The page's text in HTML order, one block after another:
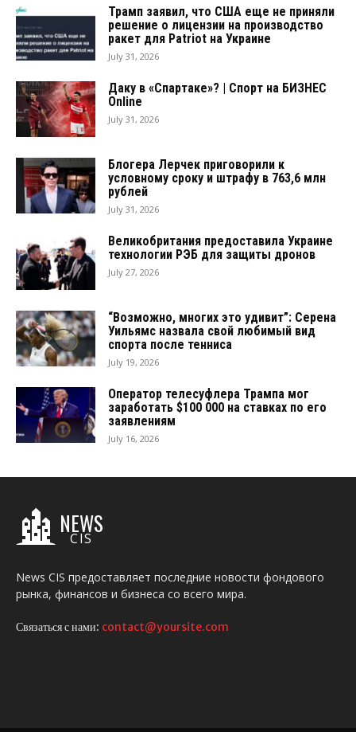
Трамп заявил, что США еще не приняли
решение о лицензии на производство
ракет для Patriot на Украине
July 31, 2026
Даку в «Спартаке»? | Спорт на БИЗНЕС
Online
July 31, 2026
Блогера Лерчек приговорили к
условному сроку и штрафу в 763,6 млн
рублей
July 31, 2026
Великобритания предоставила Украине
технологии РЭБ для защиты дронов
July 27, 2026
“Возможно, многих это удивит”: Серена
Уильямс назвала свой любимый вид
спорта после тенниса
July 19, 2026
Оператор телесуфлера Трампа мог
заработать $100 000 на ставках по его
заявлениям
July 16, 2026
NEWS
CIS
News CIS предоставляет последние новости фондового
рынка, финансов и бизнеса со всего мира.
Связаться с нами: contact@yoursite.com